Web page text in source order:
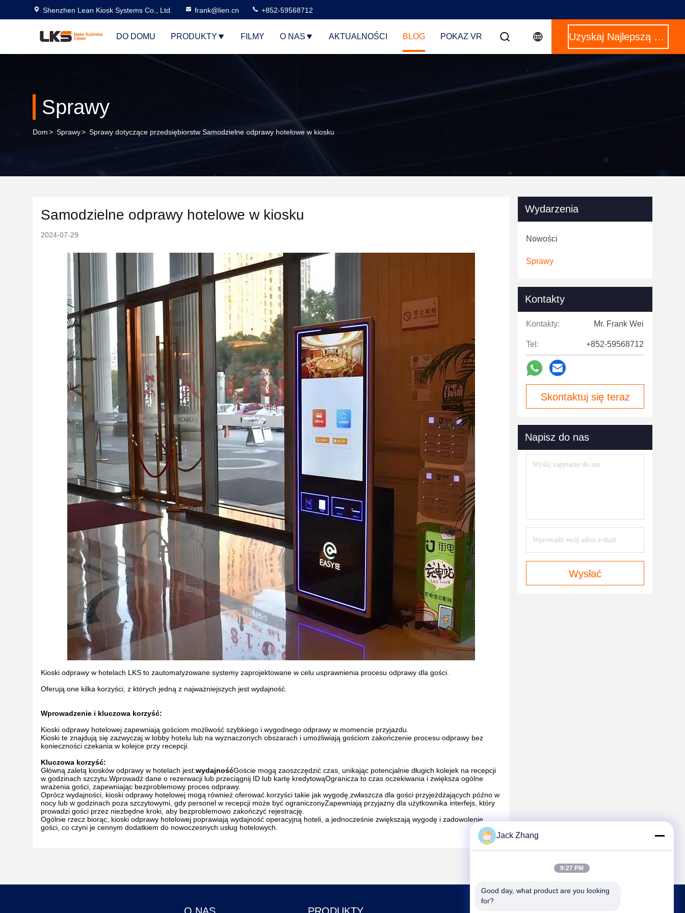
Shenzhen Lean Kiosk Systems Co., Ltd. frank@lien.cn +852-59568712
DO DOMU PRODUKTY FILMY O NAS AKTUALNOŚCI BLOG POKAZ VR Uzyskaj Najlepszą Cenę
Sprawy
Dom> Sprawy> Sprawy dotyczące przedsiębiorstw Samodzielne odprawy hotelowe w kiosku
Samodzielne odprawy hotelowe w kiosku
2024-07-29
Kioski odprawy w hotelach LKS to zautomatyzowane systemy zaprojektowane w celu usprawnienia procesu odprawy dla gości.
Oferują one kilka korzyści, z których jedną z najważniejszych jest wydajność.
Wprowadzenie i kluczowa korzyść:
Kioski odprawy hotelowej zapewniają gościom możliwość szybkiego i wygodnego odprawy w momencie przyjazdu.
Kioski te znajdują się zazwyczaj w lobby hotelu lub na wyznaczonych obszarach i umożliwiają gościom zakończenie procesu odprawy bez
konieczności czekania w kolejce przy recepcji.
Kluczowa korzyść:
Główną zaletą kiosków odprawy w hotelach jest:wydajnośćGoście mogą zaoszczędzić czas, unikając potencjalnie długich kolejek na recepcji
w godzinach szczytu.Wprowadź dane o rezerwacji lub przeciągnij ID lub kartę kredytowąOgranicza to czas oczekiwania i zwiększa ogólne
wrażenia gości, zapewniając bezproblemowy proces odprawy.
Oprócz wydajności, kioski odprawy hotelowej mogą również oferować korzyści takie jak wygodę,zwłaszcza dla gości przyjeżdżających późno w
nocy lub w godzinach poza szczytowymi, gdy personel w recepcji może być ograniczonyZapewniają przyjazny dla użytkownika interfejs, który
prowadzi gości przez niezbędne kroki, aby bezproblemowo zakończyć rejestrację.
Ogólnie rzecz biorąc, kioski odprawy hotelowej poprawiają wydajność operacyjną hoteli, a jednocześnie zwiększają wygodę i zadowolenie
gości, co czyni je cennym dodatkiem do nowoczesnych usług hotelowych.
Wydarzenia
Nowości
Sprawy
Kontakty
Kontakty: Mr. Frank Wei
Tel: +852-59568712
Skontaktuj się teraz
Napisz do nas
Wysłać
Jack Zhang
9:27 PM
Good day, what product are you looking
for?